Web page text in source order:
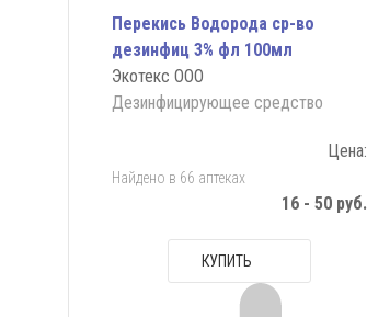
Перекись Водорода ср-во
дезинфиц 3% фл 100мл
Экотекс ООО
Дезинфицирующее средство
Цена:
Найдено в 66 аптеках
16 - 50 руб.
КУПИТЬ